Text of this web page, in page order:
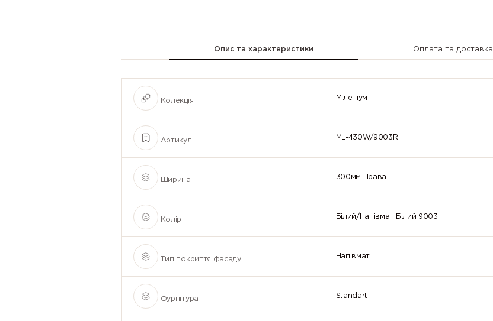
Опис та характеристики Оплата та доставка
Колекція: Міленіум
Артикул: ML-430W/9003R
Ширина 300мм Права
Колір Білий/Напівмат Білий 9003
Тип покриття фасаду Напівмат
Фурнітура Standart